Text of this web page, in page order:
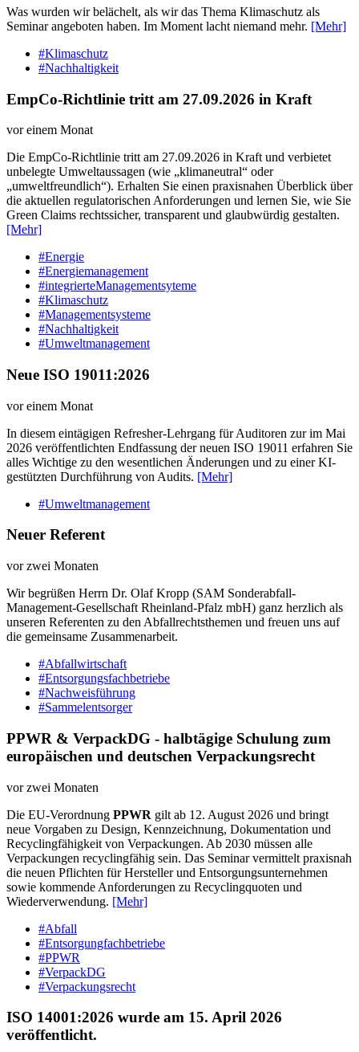
Was wurden wir belächelt, als wir das Thema Klimaschutz als
Seminar angeboten haben. Im Moment lacht niemand mehr. [Mehr]
#Klimaschutz
#Nachhaltigkeit
EmpCo-Richtlinie tritt am 27.09.2026 in Kraft
vor einem Monat
Die EmpCo-Richtlinie tritt am 27.09.2026 in Kraft und verbietet
unbelegte Umweltaussagen (wie „klimaneutral“ oder
„umweltfreundlich“). Erhalten Sie einen praxisnahen Überblick über
die aktuellen regulatorischen Anforderungen und lernen Sie, wie Sie
Green Claims rechtssicher, transparent und glaubwürdig gestalten.
[Mehr]
#Energie
#Energiemanagement
#integrierteManagementsyteme
#Klimaschutz
#Managementsysteme
#Nachhaltigkeit
#Umweltmanagement
Neue ISO 19011:2026
vor einem Monat
In diesem eintägigen Refresher-Lehrgang für Auditoren zur im Mai
2026 veröffentlichten Endfassung der neuen ISO 19011 erfahren Sie
alles Wichtige zu den wesentlichen Änderungen und zu einer KI-
gestützten Durchführung von Audits. [Mehr]
#Umweltmanagement
Neuer Referent
vor zwei Monaten
Wir begrüßen Herrn Dr. Olaf Kropp (SAM Sonderabfall-
Management-Gesellschaft Rheinland-Pfalz mbH) ganz herzlich als
unseren Referenten zu den Abfallrechtsthemen und freuen uns auf
die gemeinsame Zusammenarbeit.
#Abfallwirtschaft
#Entsorgungsfachbetriebe
#Nachweisführung
#Sammelentsorger
PPWR & VerpackDG - halbtägige Schulung zum
europäischen und deutschen Verpackungsrecht
vor zwei Monaten
Die EU-Verordnung PPWR gilt ab 12. August 2026 und bringt
neue Vorgaben zu Design, Kennzeichnung, Dokumentation und
Recyclingfähigkeit von Verpackungen. Ab 2030 müssen alle
Verpackungen recyclingfähig sein. Das Seminar vermittelt praxisnah
die neuen Pflichten für Hersteller und Entsorgungsunternehmen
sowie kommende Anforderungen zu Recyclingquoten und
Wiederverwendung. [Mehr]
#Abfall
#Entsorgungfachbetriebe
#PPWR
#VerpackDG
#Verpackungsrecht
ISO 14001:2026 wurde am 15. April 2026
veröffentlicht.